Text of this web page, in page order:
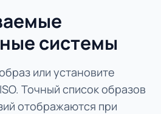
системы
или установите
Точный список образов
отображаются при